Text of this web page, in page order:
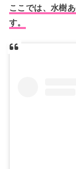
ここでは、水樹
す。